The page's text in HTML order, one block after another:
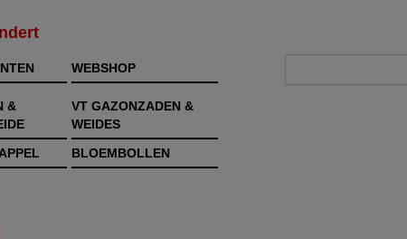
WEBSHOP
&
VT GAZONZADEN &
WEIDES
BLOEMBOLLEN